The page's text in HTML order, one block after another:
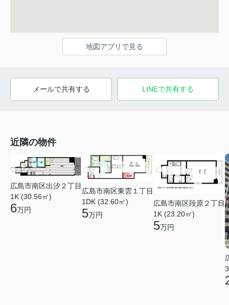
地図アプリで見る
メールで共有する LINEで共有する
近隣の物件
広島市南区出汐２丁目
1K (30.56㎡)
6万円
広島市南区東雲１丁目
1DK (32.60㎡)
5万円
広島市南区段原２丁目
1K (23.20㎡)
5万円